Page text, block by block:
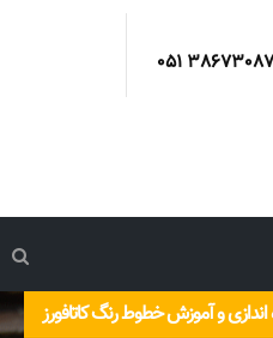
و آموزش خطوط رنگ کاتافورز